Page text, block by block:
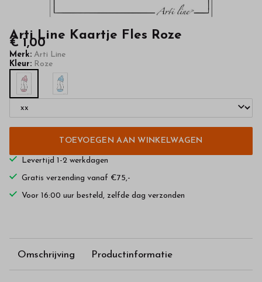
Arti Line Kaartje Fles Roze
€ 1,00
Merk: Arti Line
Kleur: Roze
TOEVOEGEN AAN WINKELWAGEN
Levertijd 1-2 werkdagen
Gratis verzending vanaf €75,-
Voor 16:00 uur besteld, zelfde dag verzonden
Omschrijving Productinformatie